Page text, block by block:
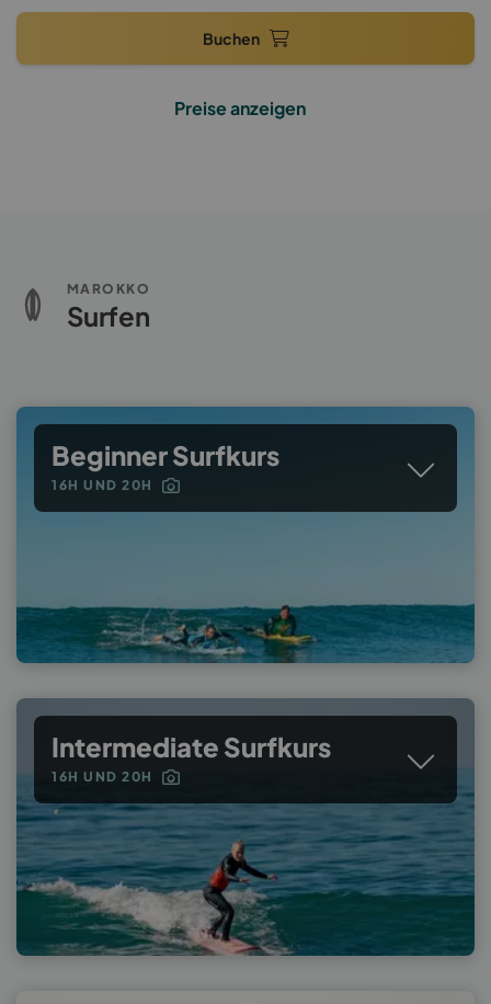
Buchen
Preise anzeigen
MAROKKO
Surfen
Beginner Surfkurs
16H UND 20H
Intermediate Surfkurs
16H UND 20H